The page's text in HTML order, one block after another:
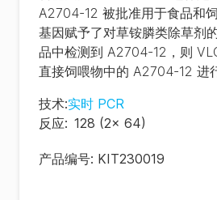
A2704-12 被批准用于食品和
基因赋予了对草铵膦类除草剂
品中检测到 A2704-12，则
直接饲喂物中的 A2704-12 进
技术:实时 PCR
反应: 128 (2x 64)
产品编号: KIT230019